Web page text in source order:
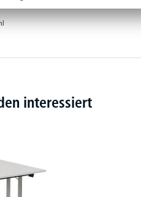
interessiert